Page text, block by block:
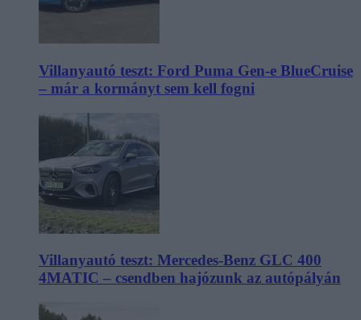
Villanyautó teszt: Ford Puma Gen-e BlueCruise
– már a kormányt sem kell fogni
Villanyautó teszt: Mercedes-Benz GLC 400
4MATIC – csendben hajózunk az autópályán